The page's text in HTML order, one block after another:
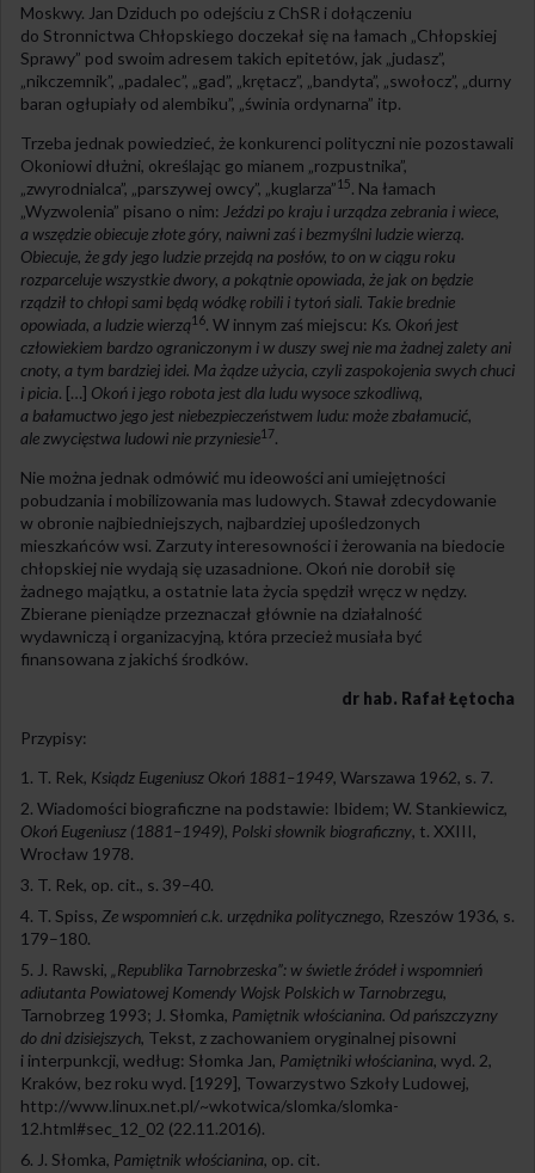
Moskwy. Jan Dziduch po odejściu z ChSR i dołączeniu
do Stronnictwa Chłopskiego doczekał się na łamach „Chłopskiej
Sprawy” pod swoim adresem takich epitetów, jak „judasz”,
„nikczemnik”, „padalec”, „gad”, „krętacz”, „bandyta”, „swołocz”, „durny
baran ogłupiały od alembiku”, „świnia ordynarna” itp.
Trzeba jednak powiedzieć, że konkurenci polityczni nie pozostawali
Okoniowi dłużni, określając go mianem „rozpustnika”,
„zwyrodnialca”, „parszywej owcy”, „kuglarza”15. Na łamach
„Wyzwolenia” pisano o nim: Jeździ po kraju i urządza zebrania i wiece,
a wszędzie obiecuje złote góry, naiwni zaś i bezmyślni ludzie wierzą.
Obiecuje, że gdy jego ludzie przejdą na posłów, to on w ciągu roku
rozparceluje wszystkie dwory, a pokątnie opowiada, że jak on będzie
rządził to chłopi sami będą wódkę robili i tytoń siali. Takie brednie
opowiada, a ludzie wierzą16. W innym zaś miejscu: Ks. Okoń jest
człowiekiem bardzo ograniczonym i w duszy swej nie ma żadnej zalety ani
cnoty, a tym bardziej idei. Ma żądze użycia, czyli zaspokojenia swych chuci
i picia. […] Okoń i jego robota jest dla ludu wysoce szkodliwą,
a bałamuctwo jego jest niebezpieczeństwem ludu: może zbałamucić,
ale zwycięstwa ludowi nie przyniesie17.
Nie można jednak odmówić mu ideowości ani umiejętności
pobudzania i mobilizowania mas ludowych. Stawał zdecydowanie
w obronie najbiedniejszych, najbardziej upośledzonych
mieszkańców wsi. Zarzuty interesowności i żerowania na biedocie
chłopskiej nie wydają się uzasadnione. Okoń nie dorobił się
żadnego majątku, a ostatnie lata życia spędził wręcz w nędzy.
Zbierane pieniądze przeznaczał głównie na działalność
wydawniczą i organizacyjną, która przecież musiała być
finansowana z jakichś środków.
dr hab. Rafał Łętocha
Przypisy:
T. Rek, Ksiądz Eugeniusz Okoń 1881–1949, Warszawa 1962, s. 7.
Wiadomości biograficzne na podstawie: Ibidem; W. Stankiewicz,
Okoń Eugeniusz (1881–1949), Polski słownik biograficzny, t. XXIII,
Wrocław 1978.
T. Rek, op. cit., s. 39–40.
T. Spiss, Ze wspomnień c.k. urzędnika politycznego, Rzeszów 1936, s.
179–180.
J. Rawski, „Republika Tarnobrzeska”: w świetle źródeł i wspomnień
adiutanta Powiatowej Komendy Wojsk Polskich w Tarnobrzegu,
Tarnobrzeg 1993; J. Słomka, Pamiętnik włościanina. Od pańszczyzny
do dni dzisiejszych, Tekst, z zachowaniem oryginalnej pisowni
i interpunkcji, według: Słomka Jan, Pamiętniki włościanina, wyd. 2,
Kraków, bez roku wyd. [1929], Towarzystwo Szkoły Ludowej,
http://www.linux.net.pl/~wkotwica/slomka/slomka-
12.html#sec_12_02 (22.11.2016).
J. Słomka, Pamiętnik włościanina, op. cit.